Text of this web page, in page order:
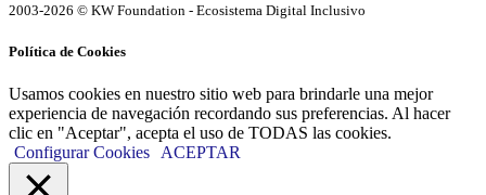
2003-2026 © KW Foundation - Ecosistema Digital Inclusivo
Política de Cookies
Usamos cookies en nuestro sitio web para brindarle una mejor
experiencia de navegación recordando sus preferencias. Al hacer
clic en "Aceptar", acepta el uso de TODAS las cookies.
Configurar Cookies
ACEPTAR